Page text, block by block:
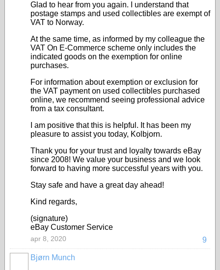
Glad to hear from you again. I understand that
postage stamps and used collectibles are exempt of
VAT to Norway.
At the same time, as informed by my colleague the
VAT On E-Commerce scheme only includes the
indicated goods on the exemption for online
purchases.
For information about exemption or exclusion for
the VAT payment on used collectibles purchased
online, we recommend seeing professional advice
from a tax consultant.
I am positive that this is helpful. It has been my
pleasure to assist you today, Kolbjorn.
Thank you for your trust and loyalty towards eBay
since 2008! We value your business and we look
forward to having more successful years with you.
Stay safe and have a great day ahead!
Kind regards,
(signature)
eBay Customer Service
9
apr 8, 2020
Bjørn Munch